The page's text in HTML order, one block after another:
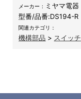
メーカー： ミヤマ電器
型番/品番:DS194-R
関連カテゴリ：
機構部品 > スイッチ